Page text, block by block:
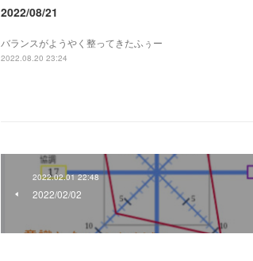
2022/08/21
バランスがようやく整ってきたふぅー
2022.08.20 23:24
2022.02.01 22:48
2022/02/02